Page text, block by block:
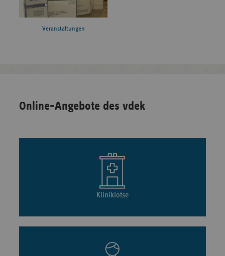
Veranstaltungen
Online-Angebote des vdek
Kliniklotse